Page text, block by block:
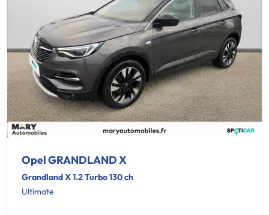
Opel GRANDLAND X
Grandland X 1.2 Turbo 130 ch
Ultimate